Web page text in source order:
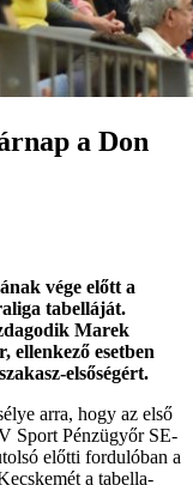
a Don
vége előtt a
tabelláját.
Marek
ellenkező esetben
elsőségért.
arra, hogy az első
Sport Pénzügyőr SE-
előtti fordulóban a
a tabella-